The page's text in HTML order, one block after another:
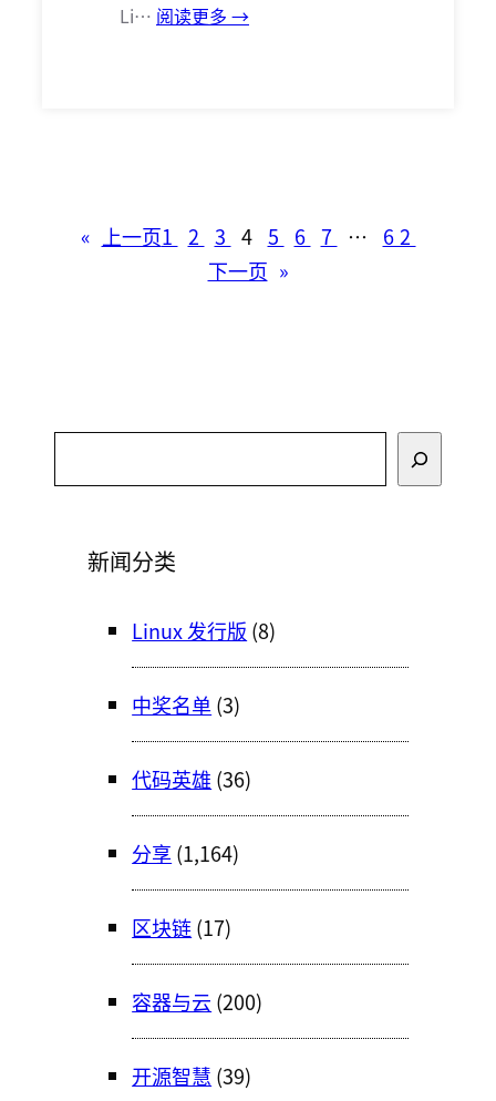
Li… 阅读更多 →
« 上一页1 2 3 4 5 6 7 …
62
下一页 »
索
新闻分类
Linux 发行版 (8)
中奖名单 (3)
代码英雄 (36)
分享 (1,164)
区块链(17)
容器与云 (200)
开源智慧 (39)